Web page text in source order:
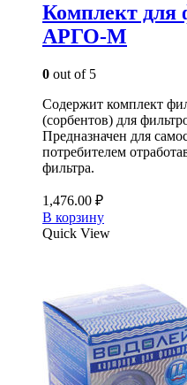
Комплект
АРГО-М
0 out of 5
Содержит комплект
(сорбентов) для
Предназначен для
потребителем
фильтра.
1,476.00 ₽
В корзину
Quick View